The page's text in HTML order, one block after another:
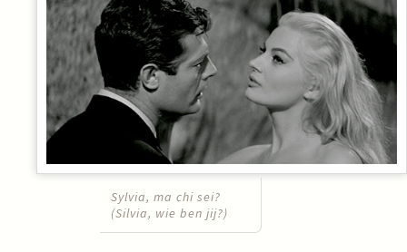
Sylvia, ma chi sei?
(Silvia, wie ben jij?)